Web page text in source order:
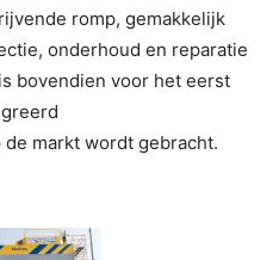
romp, gemakkelijk
onderhoud en reparatie
bovendien voor het eerst
markt wordt gebracht.